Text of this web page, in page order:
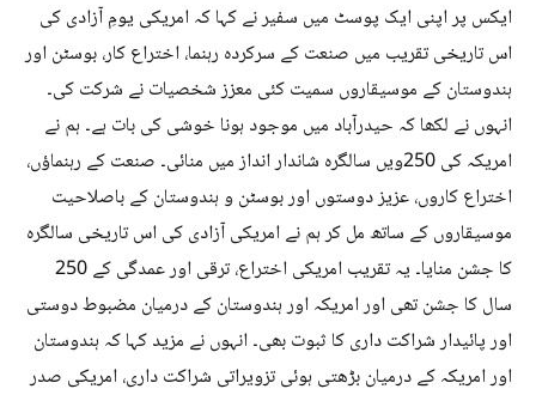
ایکس پر اپنی ایک پوسٹ میں سفیر نے کہا کہ امریکی یومِ آزادی کی
اس تاریخی تقریب میں صنعت کے سرکردہ رہنما، اختراع کار، بوسٹن اور
ہندوستان کے موسیقاروں سمیت کئی معزز شخصیات نے شرکت کی۔
انہوں نے لکھا کہ حیدرآباد میں موجود ہونا خوشی کی بات ہے۔ ہم نے
امریکہ کی 250ویں سالگرہ شاندار انداز میں منائی۔ صنعت کے رہنماؤں،
اختراع کاروں، عزیز دوستوں اور بوسٹن و ہندوستان کے باصلاحیت
موسیقاروں کے ساتھ مل کر ہم نے امریکی آزادی کی اس تاریخی سالگرہ
کا جشن منایا۔ یہ تقریب امریکی اختراع، ترقی اور عمدگی کے 250
سال کا جشن تھی اور امریکہ اور ہندوستان کے درمیان مضبوط دوستی
اور پائیدار شراکت داری کا ثبوت بھی۔ انہوں نے مزید کہا کہ ہندوستان
اور امریکہ کے درمیان بڑھتی ہوئی تزویراتی شراکت داری، امریکی صدر